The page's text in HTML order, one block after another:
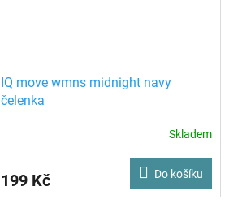
IQ move wmns midnight navy
čelenka
Skladem
199 Kč Do košíku